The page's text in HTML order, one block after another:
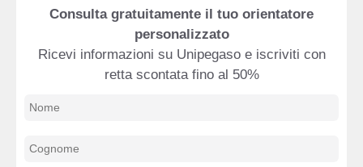
Consulta gratuitamente il tuo orientatore
personalizzato
Ricevi informazioni su Unipegaso e iscriviti con
retta scontata fino al 50%